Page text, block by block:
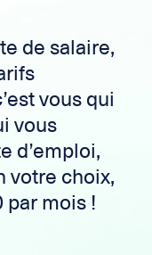
de salaire,
vous qui
vous
d’emploi,
votre choix,
par mois !